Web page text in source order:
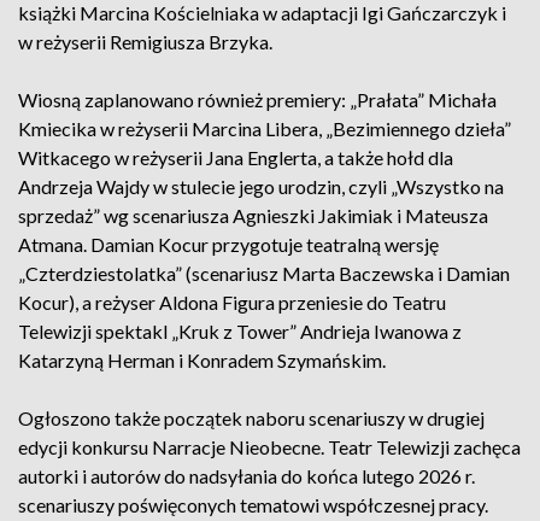
książki Marcina Kościelniaka w adaptacji Igi Gańczarczyk i
w reżyserii Remigiusza Brzyka.
Wiosną zaplanowano również premiery: „Prałata” Michała
Kmiecika w reżyserii Marcina Libera, „Bezimiennego dzieła”
Witkacego w reżyserii Jana Englerta, a także hołd dla
Andrzeja Wajdy w stulecie jego urodzin, czyli „Wszystko na
sprzedaż” wg scenariusza Agnieszki Jakimiak i Mateusza
Atmana. Damian Kocur przygotuje teatralną wersję
„Czterdziestolatka” (scenariusz Marta Baczewska i Damian
Kocur), a reżyser Aldona Figura przeniesie do Teatru
Telewizji spektakl „Kruk z Tower” Andrieja Iwanowa z
Katarzyną Herman i Konradem Szymańskim.
Ogłoszono także początek naboru scenariuszy w drugiej
edycji konkursu Narracje Nieobecne. Teatr Telewizji zachęca
autorki i autorów do nadsyłania do końca lutego 2026 r.
scenariuszy poświęconych tematowi współczesnej pracy.